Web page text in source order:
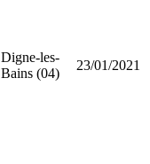
Digne-les-
Bains (04)
23/01/2021